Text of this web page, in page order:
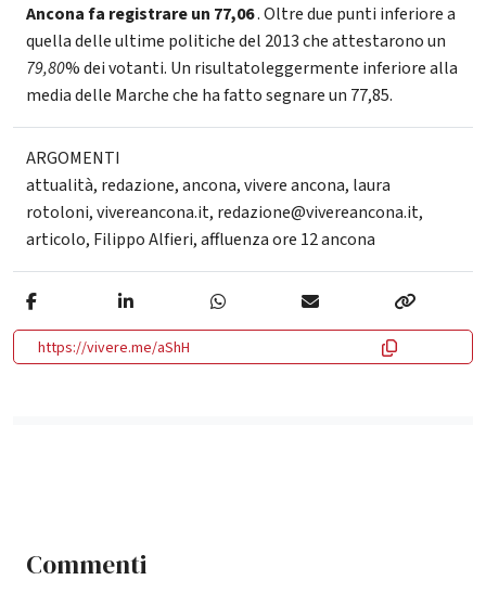
Ancona fa registrare un 77,06. Oltre due punti inferiore a
quella delle ultime politiche del 2013 che attestarono un
79,80% dei votanti. Un risultatoleggermente inferiore alla
media delle Marche che ha fatto segnare un 77,85.
ARGOMENTI
attualità, redazione,ancona,vivere ancona, laura
rotoloni,vivereancona.it, redazione@vivereancona.it,
articolo, Filippo Alfieri,affluenza ore 12 ancona
https://vivere.me/aShH
Commenti